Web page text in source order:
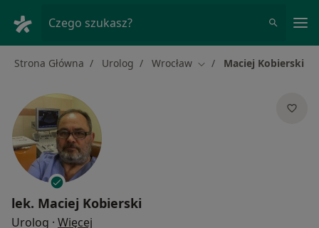
Czego szukasz?
Strona Główna Urolog Wrocław Zmień miasto
Maciej Kobierski
lek. Maciej Kobierski
Urolog · Więcej